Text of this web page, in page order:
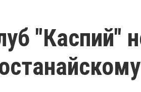
"Каспий"